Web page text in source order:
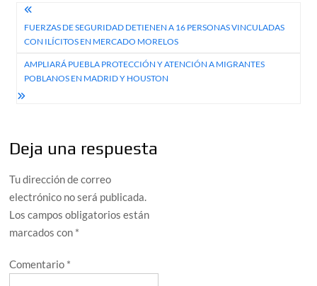
Navegación
de
entradas
FUERZAS DE SEGURIDAD DETIENEN A 16 PERSONAS VINCULADAS
CON ILÍCITOS EN MERCADO MORELOS
AMPLIARÁ PUEBLA PROTECCIÓN Y ATENCIÓN A MIGRANTES
POBLANOS EN MADRID Y HOUSTON
Deja una respuesta
Tu dirección de correo
electrónico no será publicada.
Los campos obligatorios están
marcados con *
Comentario *